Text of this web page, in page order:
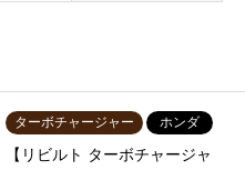
ターボチャージャー ホンダ
【リビルト ターボチャージャ